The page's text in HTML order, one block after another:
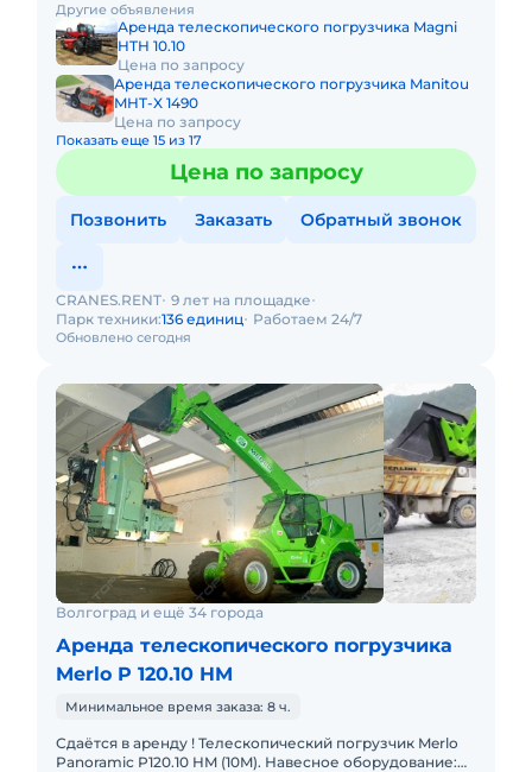
5,27 м Ширина 2,54
Другие объявления
Аренда телескопического погрузчика Magni
HTH 10.10
Цена по запросу
Аренда телескопического погрузчика Manitou
MHT-X 1490
Цена по запросу
Показать еще 15 из 17
Цена по запросу
Позвонить Заказать Обратный звонок
Обновлено сегодня
CRANES.RENT 9 лет на площадке
Парк техники:136 единиц Работаем 24/7
Волгоград и ещё 34 города
Аренда телескопического погрузчика
Merlo P 120.10 HM
Минимальное время заказа: 8 ч.
Сдаётся в аренду ! Телескопический погрузчик Merlo
Panoramic P120.10 HM (10M). Навесное оборудование: